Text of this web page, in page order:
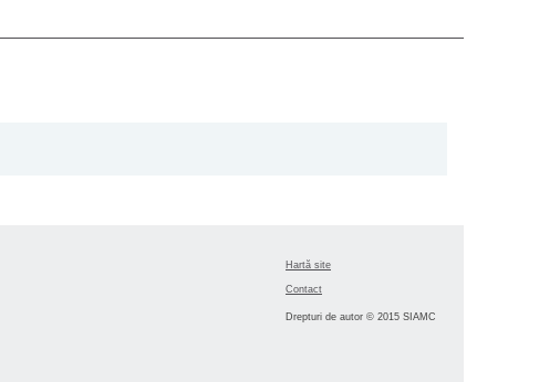
Hartă site
Contact
Drepturi de autor © 2015 SIAMC